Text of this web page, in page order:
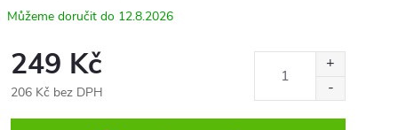
12.8.2026
249 Kč
206 Kč bez DPH